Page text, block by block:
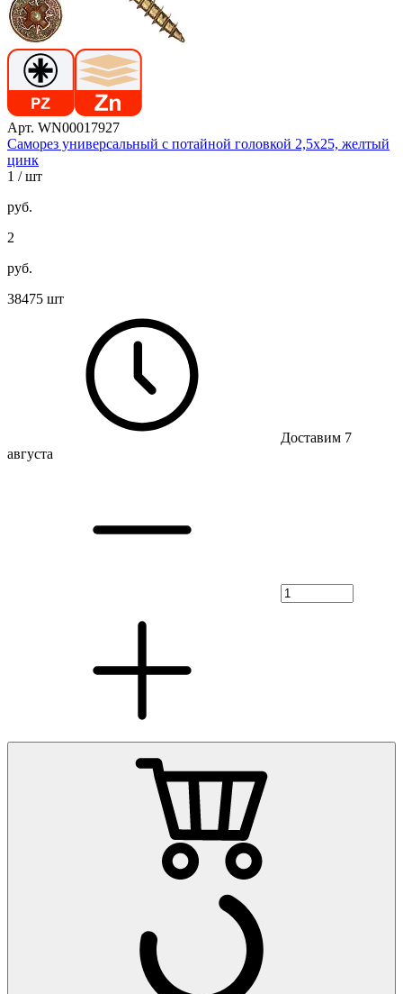
Арт. WN00017927
Саморез универсальный с потайной головкой 2,5х25, желтый
цинк
1 / шт
руб.
2
руб.
38475 шт
Доставим 7
августа